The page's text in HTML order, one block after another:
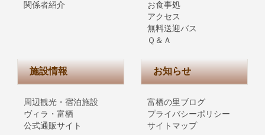
関係者紹介
お食事処
アクセス
無料送迎バス
Ｑ＆Ａ
施設情報
周辺観光・宿泊施設
ヴィラ・富栖
公式通販サイト
お知らせ
富栖の里ブログ
プライバシーポリシー
サイトマップ